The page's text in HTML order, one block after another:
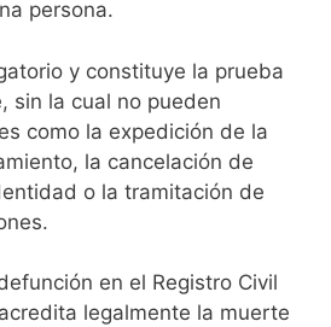
persona.
y constituye la prueba
sin la cual no pueden
como la expedición de la
la cancelación de
o la tramitación de
en el Registro Civil
legalmente la muerte